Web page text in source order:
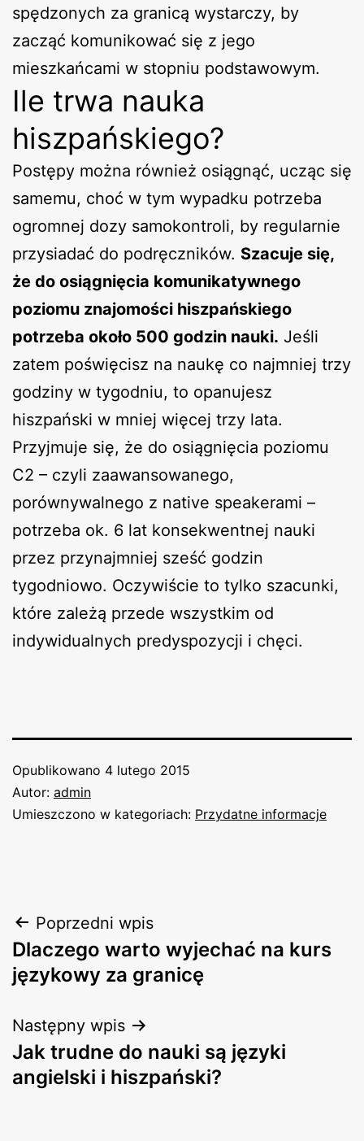
spędzonych za granicą wystarczy, by
zacząć komunikować się z jego
mieszkańcami w stopniu podstawowym.
Ile trwa nauka
hiszpańskiego?
Postępy można również osiągnąć, ucząc się
samemu, choć w tym wypadku potrzeba
ogromnej dozy samokontroli, by regularnie
przysiadać do podręczników. Szacuje się,
że do osiągnięcia komunikatywnego
poziomu znajomości hiszpańskiego
potrzeba około 500 godzin nauki. Jeśli
zatem poświęcisz na naukę co najmniej trzy
godziny w tygodniu, to opanujesz
hiszpański w mniej więcej trzy lata.
Przyjmuje się, że do osiągnięcia poziomu
C2 – czyli zaawansowanego,
porównywalnego z native speakerami –
potrzeba ok. 6 lat konsekwentnej nauki
przez przynajmniej sześć godzin
tygodniowo. Oczywiście to tylko szacunki,
które zależą przede wszystkim od
indywidualnych predyspozycji i chęci.
Opublikowano 4 lutego 2015
Autor: admin
Umieszczono w kategoriach: Przydatne informacje
Nawigacja
wpisu
Poprzedni wpis
Dlaczego warto wyjechać na kurs
językowy za granicę
Następny wpis
Jak trudne do nauki są języki
angielski i hiszpański?